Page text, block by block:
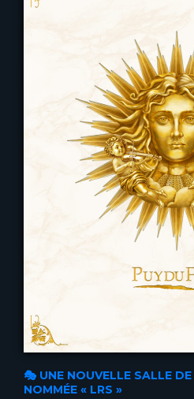
🎭 UNE NOUVELLE SALLE
NOMMÉE « LRS »